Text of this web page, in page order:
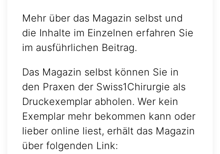
Mehr über das Magazin selbst und
die Inhalte im Einzelnen erfahren Sie
im ausführlichen Beitrag.
Das Magazin selbst können Sie in
den Praxen der Swiss1Chirurgie als
Druckexemplar abholen. Wer kein
Exemplar mehr bekommen kann oder
lieber online liest, erhält das Magazin
über folgenden Link: